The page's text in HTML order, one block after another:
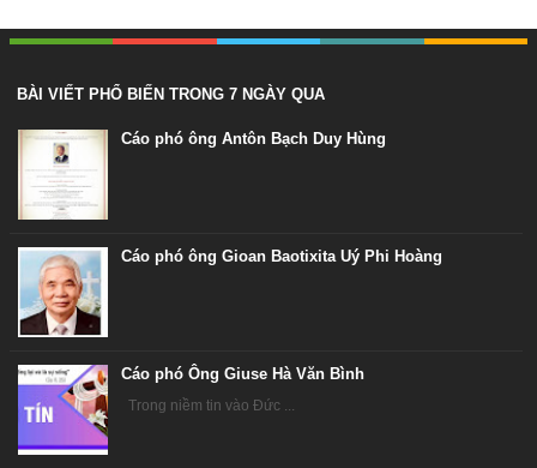
BÀI VIẾT PHỔ BIẾN TRONG 7 NGÀY QUA
Cáo phó ông Antôn Bạch Duy Hùng
Cáo phó ông Gioan Baotixita Uý Phi Hoàng
Cáo phó Ông Giuse Hà Văn Bình
Trong niềm tin vào Đức ...